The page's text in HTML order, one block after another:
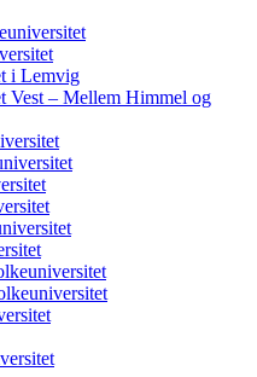
i Lemvig
Vest – Mellem Himmel og